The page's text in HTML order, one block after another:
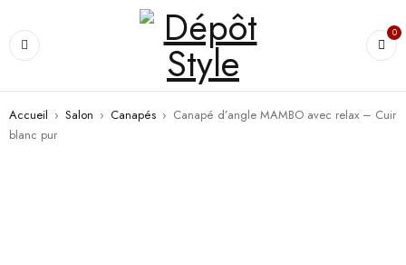
0
Accueil › Salon › Canapés › Canapé d’angle MAMBO avec relax – Cuir
blanc pur